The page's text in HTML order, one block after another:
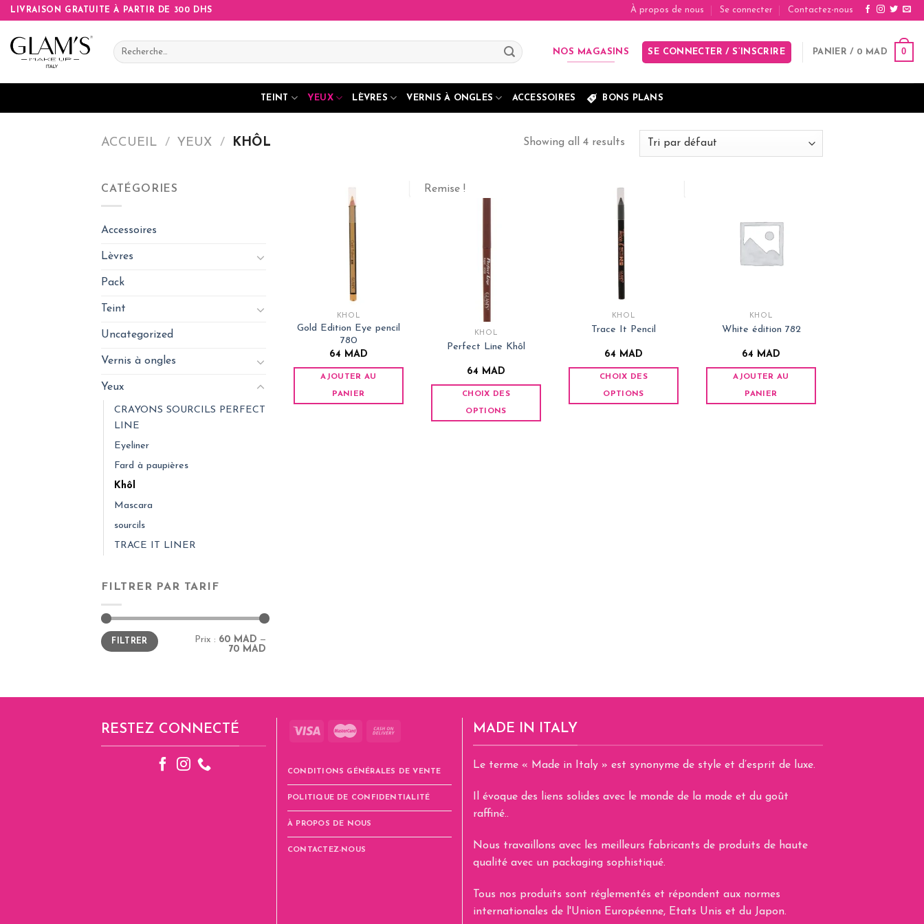
Skip
content
LIVRAISON GRATUITE À PARTIR DE 300 DHS À propos de nous Se connecter Contactez-nous
Recherche
pour :
NOS MAGASINS SE CONNECTER / S’INSCRIRE PANIER / 0 MAD 0
TEINT YEUX LÈVRES VERNIS À ONGLES ACCESSOIRES BONS PLANS
ACCUEIL / YEUX / KHÔL Showing all 4 results
CATÉGORIES
Accessoires
Lèvres
Pack
Teint
Uncategorized
Vernis à ongles
Yeux
CRAYONS SOURCILS PERFECT
LINE
Eyeliner
Fard à paupières
Khôl
Mascara
sourcils
TRACE IT LINER
FILTRER PAR TARIF
Prix
min
Prix
maxFILTRER Prix : 60 MAD —
70 MAD
KHÔL
Gold Edition Eye pencil
780
64 MAD
AJOUTER AU
PANIER
Remise !
KHÔL
Perfect Line Khôl
64 MAD
CHOIX DES
OPTIONS
KHÔL
Trace It Pencil
64 MAD
CHOIX DES
OPTIONS
KHÔL
White édition 782
64 MAD
AJOUTER AU
PANIER
RESTEZ CONNECTÉ
CONDITIONS GÉNÉRALES DE VENTE
POLITIQUE DE CONFIDENTIALITÉ
À PROPOS DE NOUS
CONTACTEZ-NOUS
MADE IN ITALY
Le terme « Made in Italy » est synonyme de style et d’esprit de luxe.
Il évoque des liens solides avec le monde de la mode et du goût
raffiné..
Nous travaillons avec les meilleurs fabricants de produits de haute
qualité avec un packaging sophistiqué.
Tous nos produits sont réglementés et répondent aux normes
internationales de l'Union Européenne, Etats Unis et du Japon.